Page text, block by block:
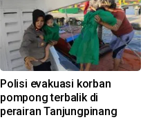
Polisi evakuasi korban
pompong terbalik di
perairan Tanjungpinang